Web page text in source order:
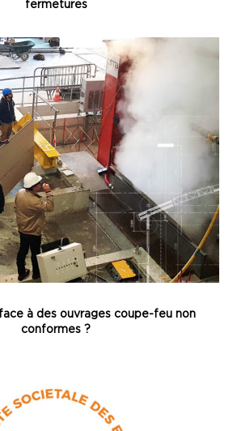
fermetures
à des ouvrages coupe-feu non
conformes ?